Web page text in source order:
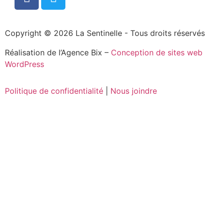
Copyright © 2026 La Sentinelle - Tous droits réservés
Réalisation de l’Agence Bix – Conception de sites web
WordPress
Politique de confidentialité Nous joindre